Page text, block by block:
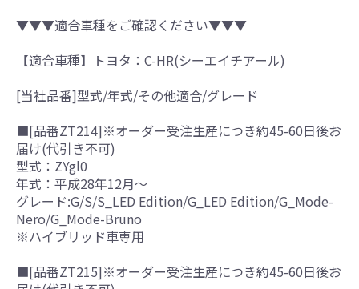
▼▼▼適合車種をご確認ください▼▼▼
【適合車種】トヨタ：C-HR(シーエイチアール)
[当社品番]型式/年式/その他適合/グレード
■[品番ZT214]※オーダー受注生産につき約45-60日後お
届け(代引き不可)
型式：ZYgl0
年式：平成28年12月～
グレード:G/S/S_LED Edition/G_LED Edition/G_Mode-
Nero/G_Mode-Bruno
※ハイブリッド車専用
■[品番ZT215]※オーダー受注生産につき約45-60日後お